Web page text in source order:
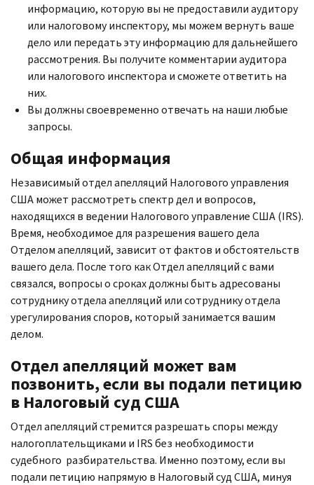
информацию, которую вы не предоставили аудитору
или налоговому инспектору, мы можем вернуть ваше
дело или передать эту информацию для дальнейшего
рассмотрения. Вы получите комментарии аудитора
или налогового инспектора и сможете ответить на
них.
Вы должны своевременно отвечать на наши любые
запросы.
Общая информация
Независимый отдел апелляций Налогового управления
США может рассмотреть спектр дел и вопросов,
находящихся в ведении Налогового управление США (IRS).
Время, необходимое для разрешения вашего дела
Отделом апелляций, зависит от фактов и обстоятельств
вашего дела. После того как Отдел апелляций с вами
связался, вопросы о сроках должны быть адресованы
сотруднику отдела апелляций или сотруднику отдела
урегулирования споров, который занимается вашим
делом.
Отдел апелляций может вам
позвонить, если вы подали петицию
в Налоговый суд США
Отдел апелляций стремится разрешать споры между
налогоплательщиками и IRS без необходимости
судебного разбирательства. Именно поэтому, если вы
подали петицию напрямую в Налоговый суд США, минуя